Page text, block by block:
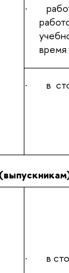
·
· в
· в